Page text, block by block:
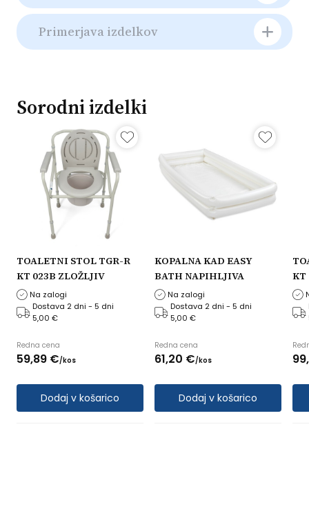
Primerjava izdelkov
Sorodni izdelki
TOALETNI STOL TGR-R
KT 023B ZLOŽLJIV
Na zalogi
Dostava 2 dni - 5 dni
5,00 €
Redna cena
59,89 €/ kos
Dodaj v košarico
KOPALNA KAD EASY
BATH NAPIHLJIVA
Na zalogi
Dostava 2 dni - 5 dni
5,00 €
Redna cena
61,20 €/ kos
Dodaj v košarico
KT
99,